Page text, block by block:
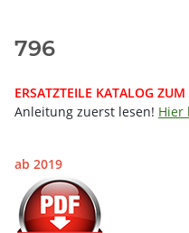
796
ERSATZTEILE KATALOG
Anleitung zuerst lesen! Hier
ab 2019